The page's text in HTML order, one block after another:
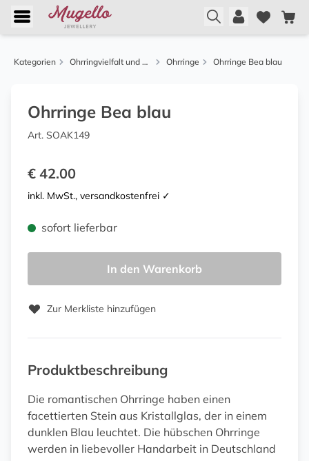
Kategorien Ohrringvielfalt und Ketten Ohrringe Ohrringe Bea blau
Ohrringe Bea blau
Art. SOAK149
€ 42.00
inkl. MwSt., versandkostenfrei ✓
sofort lieferbar
In den Warenkorb
Zur Merkliste hinzufügen
Produktbeschreibung
Die romantischen Ohrringe haben einen
facettierten Stein aus Kristallglas, der in einem
dunklen Blau leuchtet. Die hübschen Ohrringe
werden in liebevoller Handarbeit in Deutschland